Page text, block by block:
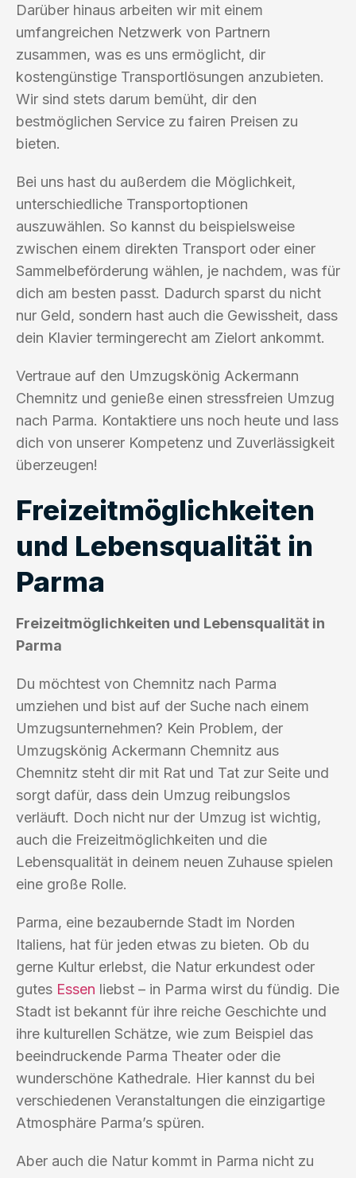
Darüber hinaus arbeiten wir mit einem
umfangreichen Netzwerk von Partnern
zusammen, was es uns ermöglicht, dir
kostengünstige Transportlösungen anzubieten.
Wir sind stets darum bemüht, dir den
bestmöglichen Service zu fairen Preisen zu
bieten.
Bei uns hast du außerdem die Möglichkeit,
unterschiedliche Transportoptionen
auszuwählen. So kannst du beispielsweise
zwischen einem direkten Transport oder einer
Sammelbeförderung wählen, je nachdem, was für
dich am besten passt. Dadurch sparst du nicht
nur Geld, sondern hast auch die Gewissheit, dass
dein Klavier termingerecht am Zielort ankommt.
Vertraue auf den Umzugskönig Ackermann
Chemnitz und genieße einen stressfreien Umzug
nach Parma. Kontaktiere uns noch heute und lass
dich von unserer Kompetenz und Zuverlässigkeit
überzeugen!
Freizeitmöglichkeiten
und Lebensqualität in
Parma
Freizeitmöglichkeiten und Lebensqualität in
Parma
Du möchtest von Chemnitz nach Parma
umziehen und bist auf der Suche nach einem
Umzugsunternehmen? Kein Problem, der
Umzugskönig Ackermann Chemnitz aus
Chemnitz steht dir mit Rat und Tat zur Seite und
sorgt dafür, dass dein Umzug reibungslos
verläuft. Doch nicht nur der Umzug ist wichtig,
auch die Freizeitmöglichkeiten und die
Lebensqualität in deinem neuen Zuhause spielen
eine große Rolle.
Parma, eine bezaubernde Stadt im Norden
Italiens, hat für jeden etwas zu bieten. Ob du
gerne Kultur erlebst, die Natur erkundest oder
gutes Essen liebst – in Parma wirst du fündig. Die
Stadt ist bekannt für ihre reiche Geschichte und
ihre kulturellen Schätze, wie zum Beispiel das
beeindruckende Parma Theater oder die
wunderschöne Kathedrale. Hier kannst du bei
verschiedenen Veranstaltungen die einzigartige
Atmosphäre Parma’s spüren.
Aber auch die Natur kommt in Parma nicht zu